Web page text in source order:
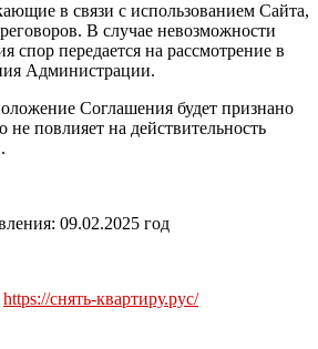
в связи с использованием Сайта,
В случае невозможности
спор передается на рассмотрение в
Администрации.
Соглашения будет признано
не повлияет на действительность
09.02.2025 год
https://снять-квартиру.рус/